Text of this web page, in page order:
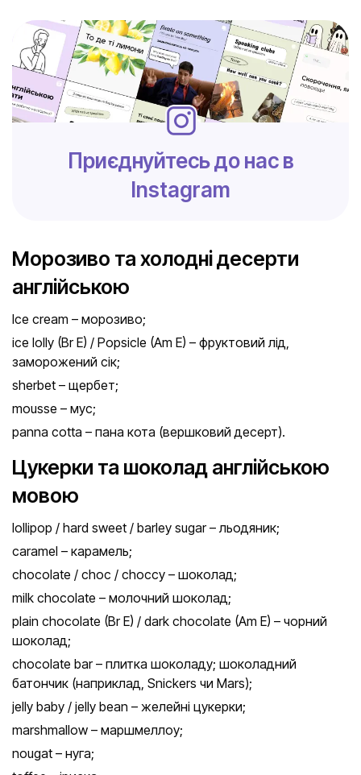
Приєднуйтесь до нас в
Instagram
Морозиво та холодні десерти
англійською
Ice cream – морозиво;
ice lolly (Br E) / Popsicle (Am E) – фруктовий лід,
заморожений сік;
sherbet – щербет;
mousse – мус;
panna cotta – пана кота (вершковий десерт).
Цукерки та шоколад англійською
мовою
lollipop / hard sweet / barley sugar – льодяник;
caramel – карамель;
chocolate / choc / choccy – шоколад;
milk chocolate – молочний шоколад;
plain chocolate (Br E) / dark chocolate (Am E) – чорний
шоколад;
chocolate bar – плитка шоколаду; шоколадний
батончик (наприклад, Snickers чи Mars);
jelly baby / jelly bean – желейні цукерки;
marshmallow – маршмеллоу;
nougat – нуга;